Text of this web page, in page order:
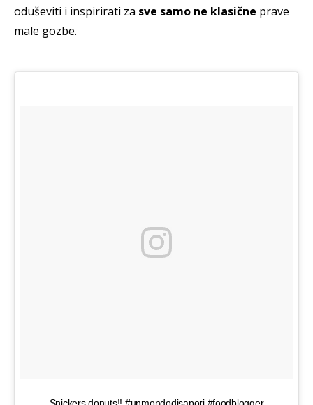
oduševiti i inspirirati za sve samo ne klasične prave
male gozbe.
Snickers donuts!! #unmondodisapori #foodblogger